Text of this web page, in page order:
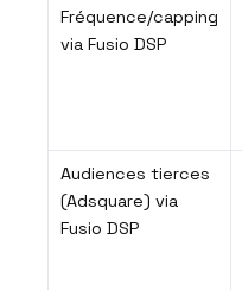
Fréquence/capping
via Fusio DSP
Audiences tierces
(Adsquare) via
Fusio DSP